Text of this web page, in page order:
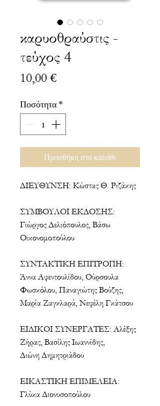
καρυοθραύστις -
τεύχος 4
10,00 €Τιμή
Ποσότητα *
Προσθήκη στο καλάθι
ΔΙΕΥΘΥΝΣΗ: Κώστας Θ. Ριζάκης
ΣΥΜΒΟΥΛΟΙ ΕΚΔΟΣΗΣ:
Γιώργος Δελιόπουλος, Βάσω
Οικονομοπούλου
ΣΥΝΤΑΚΤΙΚΗ ΕΠΙΤΡΟΠΗ:
Άννα Αφεντουλίδου, Ούρσουλα
Φωσκόλου, Παναγιώτης Βούζης,
Μαρία Ζαγκλαρά, Νεφέλη Γκάτσου
ΕΙΔΙΚΟΙ ΣΥΝΕΡΓΑΤΕΣ: Αλέξης
Ζήρας, Βασίλης Ιωαννίδης,
Διώνη Δημητριάδου
ΕΙΚΑΣΤΙΚΗ ΕΠΙΜΕΛΕΙΑ:
Γλύκα Διονυσοπούλου